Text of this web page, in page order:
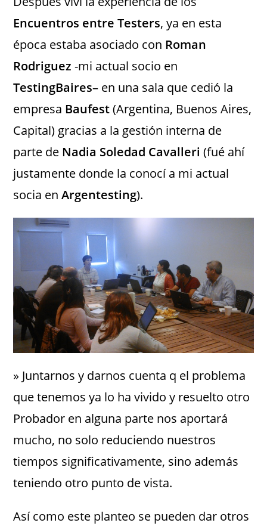
Encuentros entre Testers, ya en esta
época estaba asociado con Roman
Rodriguez -mi actual socio en
TestingBaires– en una sala que cedió la
empresa Baufest(Argentina, Buenos Aires,
Capital) gracias a la gestión interna de
parte de Nadia Soledad Cavalleri (fué ahí
justamente donde la conocí a mi actual
socia enArgentesting).
» Juntarnos y darnos cuenta q el problema
que tenemos ya lo ha vivido y resuelto otro
Probador en alguna parte nos aportará
mucho, no solo reduciendo nuestros
tiempos significativamente, sino además
teniendo otro punto de vista.
Así como este planteo se pueden dar otros